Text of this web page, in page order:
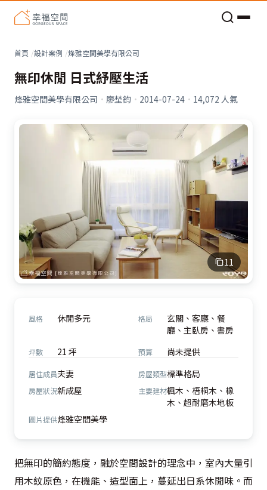
首頁 設計案例 烽雅空間美學有限公司
無印休閒 日式紓壓生活
烽雅空間美學有限公司 · 廖埜鈞 · 2014-07-24 · 14,072 人氣
11
風格 休閒多元 格局
玄關、客廳、餐
廳、主臥房、書房
坪數 21 坪 預算 尚未提供
居住成員夫妻 房屋類型標準格局
房屋狀況新成屋 主要建材楓木、梧桐木、橡
木、超耐磨木地板
圖片提供烽雅空間美學
把無印的簡約態度，融於空間設計的理念中，室內大量引
用木紋原色，在機能、造型面上，蔓延出日系休閒味。而